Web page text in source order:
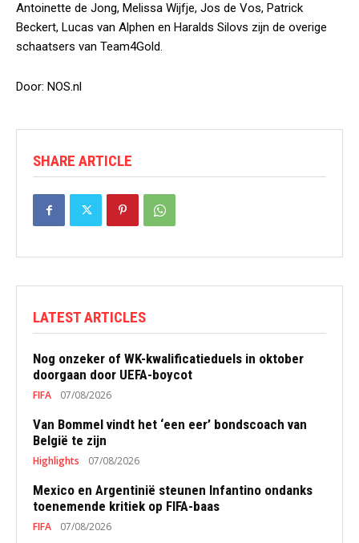
Antoinette de Jong, Melissa Wijfje, Jos de Vos, Patrick
Beckert, Lucas van Alphen en Haralds Silovs zijn de overige
schaatsers van Team4Gold.
Door: NOS.nl
SHARE ARTICLE
LATEST ARTICLES
Nog onzeker of WK-kwalificatieduels in oktober
doorgaan door UEFA-boycot
FIFA 07/08/2026
Van Bommel vindt het ‘een eer’ bondscoach van
België te zijn
Highlights 07/08/2026
Mexico en Argentinië steunen Infantino ondanks
toenemende kritiek op FIFA-baas
FIFA 07/08/2026